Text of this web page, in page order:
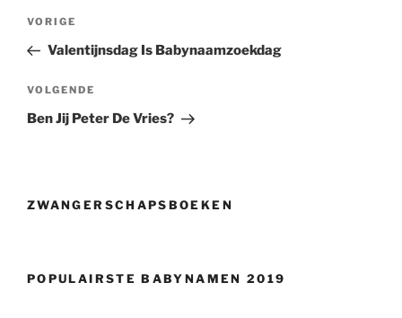
Berichtnavigatie
Vorig
bericht
VORIGE
Valentijnsdag Is Babynaamzoekdag
Volgend
bericht
VOLGENDE
Ben Jij Peter De Vries?
ZWANGERSCHAPSBOEKEN
POPULAIRSTE BABYNAMEN 2019